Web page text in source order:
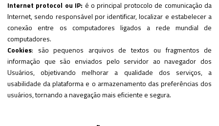
Internet protocol ou IP: é o principal protocolo de comunicação da
Internet, sendo responsável por identificar, localizar e estabelecer a
conexão entre os computadores ligados a rede mundial de
computadores.
Cookies: são pequenos arquivos de textos ou fragmentos de
informação que são enviados pelo servidor ao navegador dos
Usuários, objetivando melhorar a qualidade dos serviços, a
usabilidade da plataforma e o armazenamento das preferências dos
usuários, tornando a navegação mais eficiente e segura.